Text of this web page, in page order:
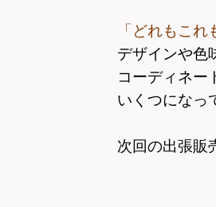
「どれもこ
デザインや色
コーディネー
いくつになっ
次回の出張販